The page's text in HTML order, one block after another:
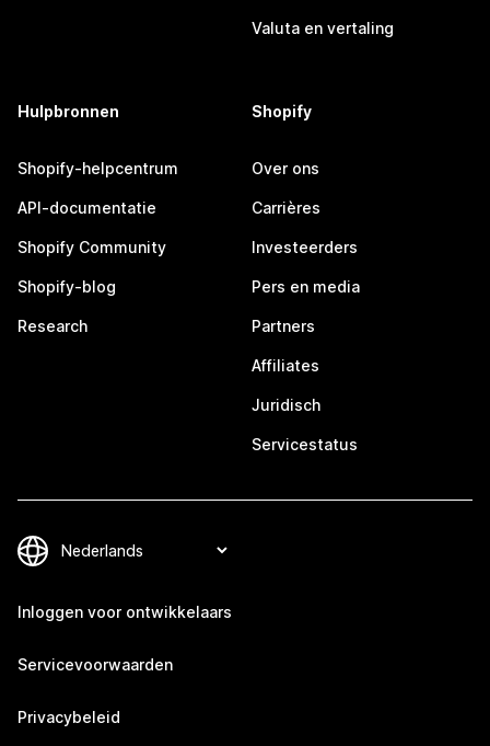
Valuta en vertaling
Hulpbronnen
Shopify-helpcentrum
API-documentatie
Shopify Community
Shopify-blog
Research
Shopify
Over ons
Carrières
Investeerders
Pers en media
Partners
Affiliates
Juridisch
Servicestatus
Inloggen voor ontwikkelaars
Servicevoorwaarden
Privacybeleid